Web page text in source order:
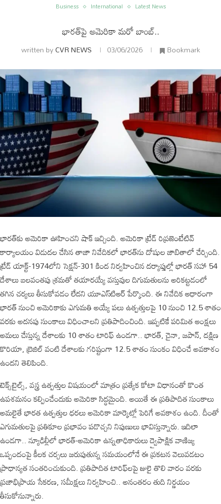
Business International Latest News
భారత్‌పై అమెరికా మరో బాంబ్‌..
written byCVR NEWS 03/06/2026 Bookmark
భారత్‌కు అమెరికా ఊహించని షాక్ ఇచ్చింది. అమెరికా ట్రేడ్ రిప్రజెంటేటివ్
కార్యాలయం విడుదల చేసిన తాజా నివేదికలో భారత్‌ను దోషుల జాబితాలో చేర్చింది.
ట్రేడ్ యాక్ట్-1974లోని సెక్షన్-301 కింద నిర్వహించిన దర్యాప్తుల్లో భారత్ సహా 54
దేశాలు బలవంతపు శ్రమతో తయారయ్యే వస్తువుల దిగుమతులను అరికట్టడంలో
తగిన చర్యలు తీసుకోవడం లేదని యూఎస్‌టిఆర్ పేర్కొంది. ఈ నివేదిక ఆధారంగా
భారత్ నుంచి అమెరికాకు ఎగుమతి అయ్యే పలు ఉత్పత్తులపై 10 నుంచి 12.5 శాతం
వరకు అదనపు సుంకాలు విధించాలని ప్రతిపాదించింది. ఇప్పటికే పరిమిత ఆంక్షలు
అమలు చేస్తున్న దేశాలకు 10 శాతం టారిఫ్ ఉండగా.. భారత్, చైనా, జపాన్, దక్షిణ
కొరియా, బ్రెజిల్ వంటి దేశాలకు గరిష్టంగా 12.5 శాతం సుంకం విధించే అవకాశం
ఉందని తెలిపింది.
టెక్స్‌టైల్స్, వస్త్ర ఉత్పత్తుల విషయంలో మాత్రం ప్రత్యేక కోటా విధానంతో కొంత
ఉపశమనం కల్పించేందుకు అమెరికా సిద్ధమైంది. అయితే ఈ ప్రతిపాదిత సుంకాలు
అమలైతే భారత ఉత్పత్తుల ధరలు అమెరికా మార్కెట్లో పెరిగే అవకాశం ఉంది. దీంతో
ఎగుమతులపై ప్రతికూల ప్రభావం పడొచ్చని నిపుణులు భావిస్తున్నారు. ఇదిలా
ఉండగా.. న్యూఢిల్లీలో భారత్-అమెరికా ఉన్నతాధికారులు ద్వైపాక్షిక వాణిజ్య
ఒప్పందంపై కీలక చర్చలు జరుపుతున్న సమయంలోనే ఈ ప్రకటన వెలువడటం
ప్రాధాన్యత సంతరించుకుంది. ప్రతిపాదిత టారిఫ్‌లపై జులై తొలి వారం వరకు
ప్రజాభిప్రాయ సేకరణ, సమీక్షలు నిర్వహించి.. అనంతరం తుది నిర్ణయం
తీసుకోనున్నారు.
అంతర్జాతీయం